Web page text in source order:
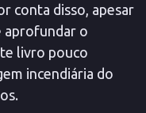
conta disso, apesar
aprofundar o
livro pouco
incendiária do